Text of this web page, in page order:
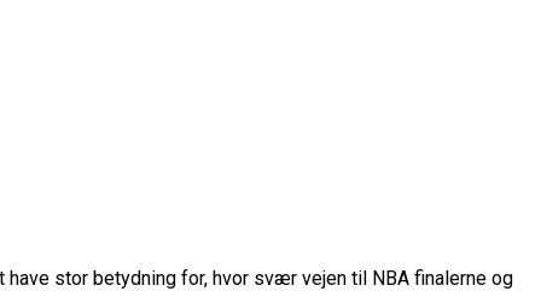
Cup
stor betydning for, hvor svær vejen til NBA finalerne og